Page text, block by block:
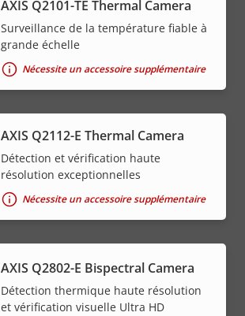
AXIS Q2101-TE Thermal Camera
Surveillance de la température fiable à
grande échelle
Nécessite un accessoire supplémentaire
AXIS Q2112-E Thermal Camera
Détection et vérification haute
résolution exceptionnelles
Nécessite un accessoire supplémentaire
AXIS Q2802-E Bispectral Camera
Détection thermique haute résolution
et vérification visuelle Ultra HD